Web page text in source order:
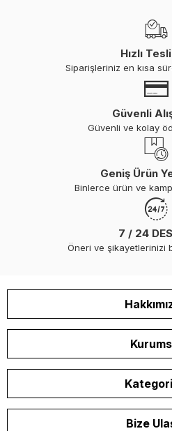
Hızlı
Siparişleriniz en kısa
Güvenli
Güvenli ve kolay
Geniş Ürün
Binlerce ürün ve
7 / 24
Öneri ve şikayetlerinizi
Bize